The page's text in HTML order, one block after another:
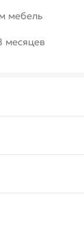
мебель
месяцев